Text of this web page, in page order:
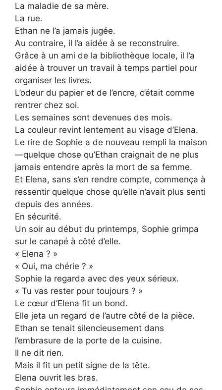
La maladie de sa mère.
La rue.
Ethan ne l’a jamais jugée.
Au contraire, il l’a aidée à se reconstruire.
Grâce à un ami de la bibliothèque locale, il l’a
aidée à trouver un travail à temps partiel pour
organiser les livres.
L’odeur du papier et de l’encre, c’était comme
rentrer chez soi.
Les semaines sont devenues des mois.
La couleur revint lentement au visage d’Elena.
Le rire de Sophie a de nouveau rempli la maison
—quelque chose qu’Ethan craignait de ne plus
jamais entendre après la mort de sa femme.
Et Elena, sans s’en rendre compte, commença à
ressentir quelque chose qu’elle n’avait plus senti
depuis des années.
En sécurité.
Un soir au début du printemps, Sophie grimpa
sur le canapé à côté d’elle.
« Elena ? »
« Oui, ma chérie ? »
Sophie la regarda avec des yeux sérieux.
« Tu vas rester pour toujours ? »
Le cœur d’Elena fit un bond.
Elle jeta un regard de l’autre côté de la pièce.
Ethan se tenait silencieusement dans
l’embrasure de la porte de la cuisine.
Il ne dit rien.
Mais il fit un petit signe de la tête.
Elena ouvrit les bras.